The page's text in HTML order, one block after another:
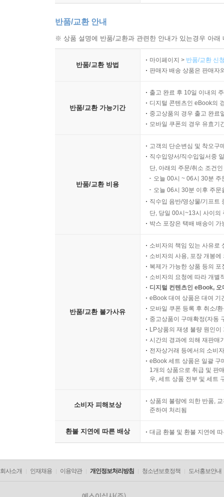
반품/교환 안내
※ 상품 설명에 반품/교환과 관련한 안내가 있는경우 아
반품/교환 방법
마이페이지 > 반품/교환 신
판매자 배송 상품은 판매자
반품/교환 가능기간
출고 완료 후 10일 이내의
디지털 콘텐츠인 eBook의
중고상품의 경우 출고 완료
모바일 쿠폰의 경우 유효기
반품/교환 비용
고객의 단순변심 및 착오구
직수입양서/직수입일서중
단, 아래의 주문/취소 조건
오늘 00시 ~ 06시 30분
오늘 06시 30분 이후 주
직수입 음반/영상물/기프트
단, 당일 00시~13시 사이의
박스 포장은 택배 배송이
반품/교환 불가사유
소비자의 책임 있는 사유로
소비자의 사용, 포장 개봉
복제가 가능한 상품 등의
소비자의 요청에 따라 개별
디지털 컨텐츠인 eBook,
eBook 대여 상품은 대여 기
모바일 쿠폰 등록 후 취소/
중고상품이 구매확정(자동
LP상품의 재생 불량 원인
시간의 경과에 의해 재판매
전자상거래 등에서의 소비
eBook 세트 상품은 일괄 구
1개의 상품으로 취급 및 판
우, 세트 상품 전부 및 세트
소비자 피해보상
상품의 불량에 의한 반품,
준하여 처리됨
환불 지연에 따른 배상 대금 환불 및 환불 지연에
회사소개 인재채용 이용약관 개인정보처리방침 청소년보호정책 도서홍보안내